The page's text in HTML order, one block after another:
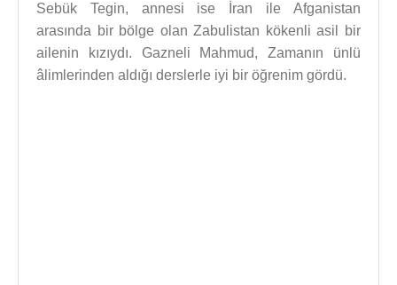
Sebük Tegin, annesi ise İran ile Afganistan
arasında bir bölge olan Zabulistan kökenli asil bir
ailenin kızıydı. Gazneli Mahmud, Zamanın ünlü
âlimlerinden aldığı derslerle iyi bir öğrenim gördü.